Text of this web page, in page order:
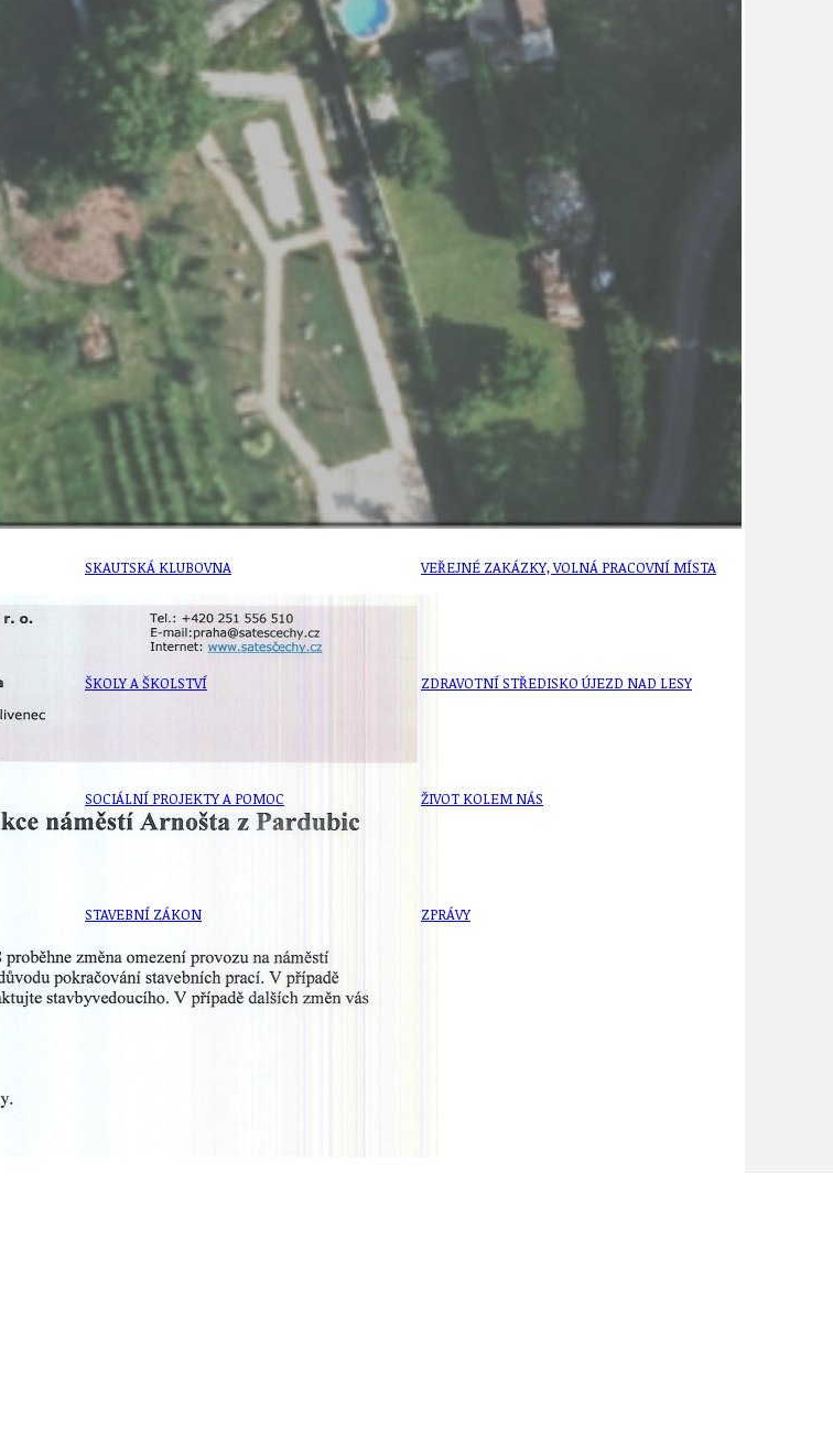
PRAHA UDRŽITELNÁ
PRAŽSKÉ STAVEBNÍ PŘEDPISY
PŘELOŽKA I/12 A STAVBA 511
PŘEVZATÉ ZPRÁVY Z ÚŘADU MČ PRAHA 21
SKAUTSKÁ KLUBOVNA
ŠKOLY A ŠKOLSTVÍ
SOCIÁLNÍ PROJEKTY A POMOC
STAVEBNÍ ZÁKON
ÚJEZDSKÝ ZPRAVODAJ
ÚVALSKÉ KOUPALIŠTĚ
ÚZEMNÍ A STRATEGICKÝ PLÁN
VEŘEJNÉ ZAKÁZKY, VOLNÁ PRACOVNÍ MÍSTA
ZDRAVOTNÍ STŘEDISKO ÚJEZD NAD LESY
ŽIVOT KOLEM NÁS
ZPRÁVY